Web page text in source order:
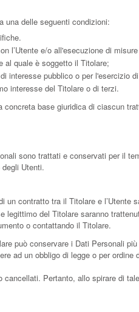
una delle seguenti condizioni:
l’Utente e/o all'esecuzione di
al quale è soggetto il Titolare;
interesse pubblico o per l'esercizio
interesse del Titolare o di terzi.
base giuridica di ciascun
sono trattati e conservati per il
Utenti.
contratto tra il Titolare e
legittimo del Titolare saranno
o contattando il Titolare.
può conservare i Dati Personali
ad un obbligo di legge o per ordine
Pertanto, allo spirare di